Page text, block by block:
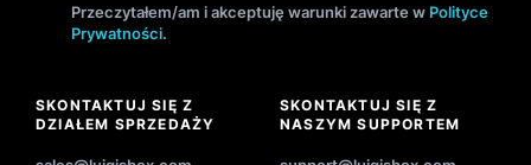
Przeczytałem/am i akceptuję warunki zawarte w Polityce
Prywatności.
SKONTAKTUJ SIĘ Z
DZIAŁEM SPRZEDAŻY
SKONTAKTUJ SIĘ Z
NASZYM SUPPORTEM